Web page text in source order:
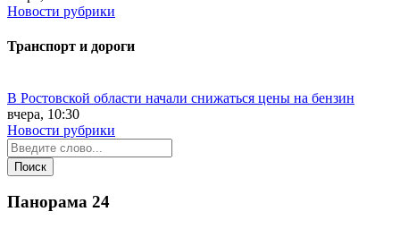
Новости рубрики
Транспорт и дороги
В Ростовской области начали снижаться цены на бензин
вчера, 10:30
Новости рубрики
Панорама 24